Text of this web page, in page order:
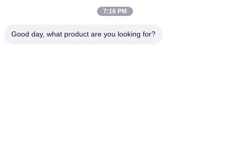
Диафрагма на клапан 1" ИМПа ульс SBFEC DMF-Z-25 DMF-
7:16 PM
Good day, what product are you looking for?